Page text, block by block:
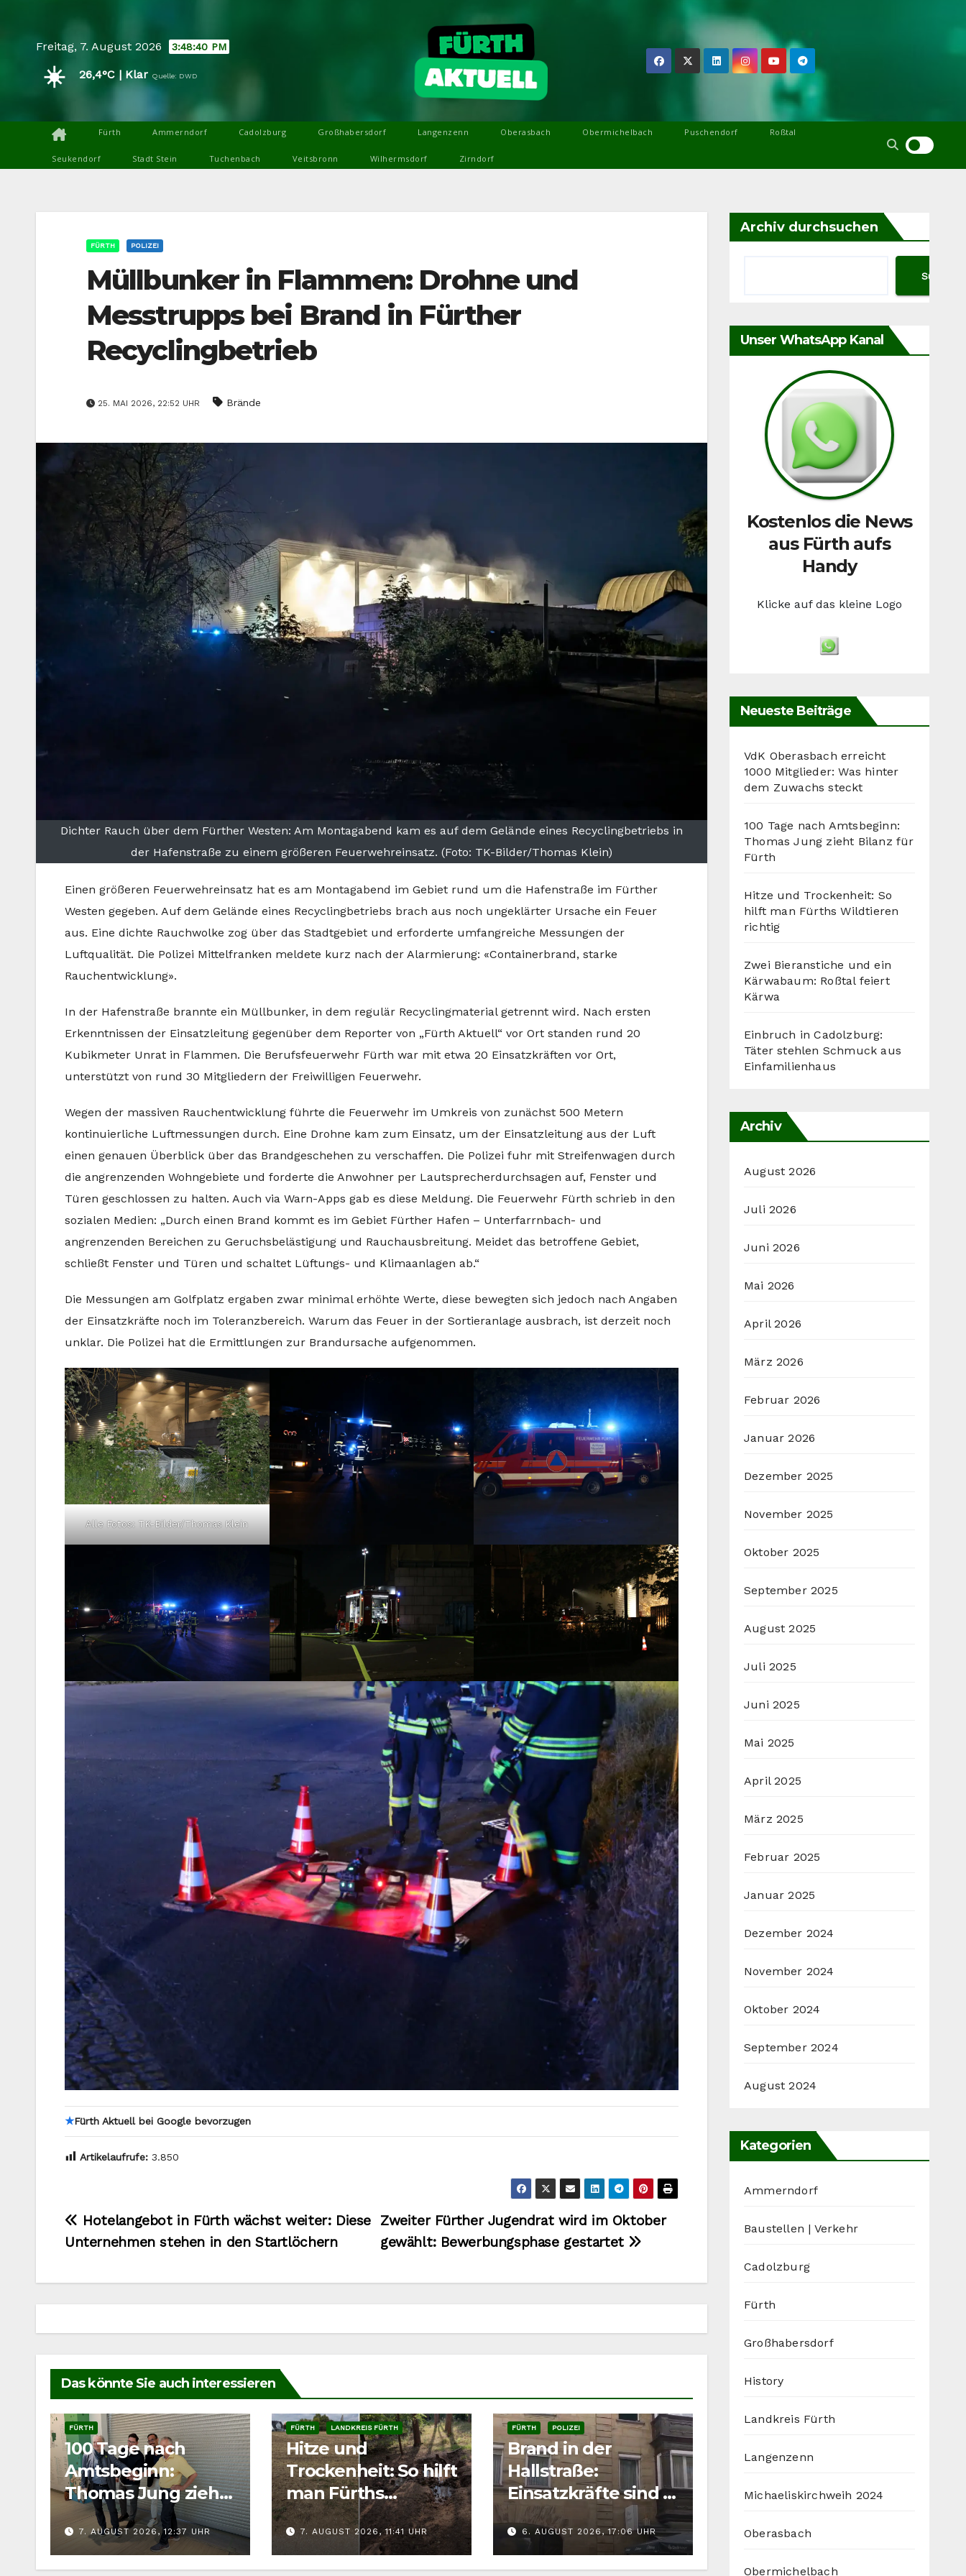
contentFreitag, 7. August 2026 3:48:42 PM
☀️ 26,4°C | Klar Quelle: DWD
Fürth Ammerndorf Cadolzburg Großhabersdorf Langenzenn Oberasbach Obermichelbach Puschendorf Roßtal
Seukendorf Stadt Stein Tuchenbach Veitsbronn Wilhermsdorf Zirndorf
FÜRTH POLIZEI
Müllbunker in Flammen: Drohne und
Messtrupps bei Brand in Fürther
Recyclingbetrieb
25. MAI 2026, 22:52 UHR Brände
Dichter Rauch über dem Fürther Westen: Am Montagabend kam es auf dem Gelände eines Recyclingbetriebs in
der Hafenstraße zu einem größeren Feuerwehreinsatz. (Foto: TK-Bilder/Thomas Klein)
Einen größeren Feuerwehreinsatz hat es am Montagabend im Gebiet rund um die Hafenstraße im Fürther
Westen gegeben. Auf dem Gelände eines Recyclingbetriebs brach aus noch ungeklärter Ursache ein Feuer
aus. Eine dichte Rauchwolke zog über das Stadtgebiet und erforderte umfangreiche Messungen der
Luftqualität. Die Polizei Mittelfranken meldete kurz nach der Alarmierung: «Containerbrand, starke
Rauchentwicklung».
In der Hafenstraße brannte ein Müllbunker, in dem regulär Recyclingmaterial getrennt wird. Nach ersten
Erkenntnissen der Einsatzleitung gegenüber dem Reporter von „Fürth Aktuell“ vor Ort standen rund 20
Kubikmeter Unrat in Flammen. Die Berufsfeuerwehr Fürth war mit etwa 20 Einsatzkräften vor Ort,
unterstützt von rund 30 Mitgliedern der Freiwilligen Feuerwehr.
Wegen der massiven Rauchentwicklung führte die Feuerwehr im Umkreis von zunächst 500 Metern
kontinuierliche Luftmessungen durch. Eine Drohne kam zum Einsatz, um der Einsatzleitung aus der Luft
einen genauen Überblick über das Brandgeschehen zu verschaffen. Die Polizei fuhr mit Streifenwagen durch
die angrenzenden Wohngebiete und forderte die Anwohner per Lautsprecherdurchsagen auf, Fenster und
Türen geschlossen zu halten. Auch via Warn-Apps gab es diese Meldung. Die Feuerwehr Fürth schrieb in den
sozialen Medien: „Durch einen Brand kommt es im Gebiet Fürther Hafen – Unterfarrnbach- und
angrenzenden Bereichen zu Geruchsbelästigung und Rauchausbreitung. Meidet das betroffene Gebiet,
schließt Fenster und Türen und schaltet Lüftungs- und Klimaanlagen ab.“
Die Messungen am Golfplatz ergaben zwar minimal erhöhte Werte, diese bewegten sich jedoch nach Angaben
der Einsatzkräfte noch im Toleranzbereich. Warum das Feuer in der Sortieranlage ausbrach, ist derzeit noch
unklar. Die Polizei hat die Ermittlungen zur Brandursache aufgenommen.
Alle Fotos: TK-Bilder/Thomas Klein
★Fürth Aktuell bei Google bevorzugen
Artikelaufrufe: 3.850
Beitragsnavigation
Zweiter Fürther Jugendrat wird im Oktober
gewählt: Bewerbungsphase gestartet
Hotelangebot in Fürth wächst weiter: Diese
Unternehmen stehen in den Startlöchern
Das könnte Sie auch interessieren
FÜRTH
100 Tage nach
Amtsbeginn:
Thomas Jung zieht
Bilanz für Fürth
7. AUGUST 2026, 12:37 UHR
FÜRTH LANDKREIS FÜRTH
Hitze und
Trockenheit: So hilft
man Fürths
Wildtieren richtig
7. AUGUST 2026, 11:41 UHR
FÜRTH POLIZEI
Brand in der
Hallstraße:
Einsatzkräfte sind in
der Fürther
Innenstadt
gefordert
6. AUGUST 2026, 17:06 UHR
Archiv durchsuchen
Suchen
Unser WhatsApp Kanal
Kostenlos die News
aus Fürth aufs
Handy
Klicke auf das kleine Logo
Neueste Beiträge
VdK Oberasbach erreicht
1000 Mitglieder: Was hinter
dem Zuwachs steckt
100 Tage nach Amtsbeginn:
Thomas Jung zieht Bilanz für
Fürth
Hitze und Trockenheit: So
hilft man Fürths Wildtieren
richtig
Zwei Bieranstiche und ein
Kärwabaum: Roßtal feiert
Kärwa
Einbruch in Cadolzburg:
Täter stehlen Schmuck aus
Einfamilienhaus
Archiv
August 2026
Juli 2026
Juni 2026
Mai 2026
April 2026
März 2026
Februar 2026
Januar 2026
Dezember 2025
November 2025
Oktober 2025
September 2025
August 2025
Juli 2025
Juni 2025
Mai 2025
April 2025
März 2025
Februar 2025
Januar 2025
Dezember 2024
November 2024
Oktober 2024
September 2024
August 2024
Kategorien
Ammerndorf
Baustellen | Verkehr
Cadolzburg
Fürth
Großhabersdorf
History
Landkreis Fürth
Langenzenn
Michaeliskirchweih 2024
Oberasbach
Obermichelbach